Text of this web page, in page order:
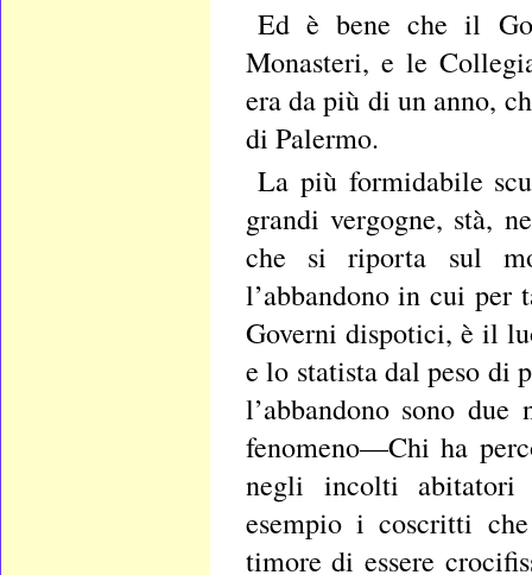
Ed è bene che il
Monasteri, e le
era da più di un anno,
di Palermo.
La più formidabile
grandi vergogne, stà,
che si riporta sul
l’abbandono in cui
Governi dispotici, è il
e lo statista dal peso di
l’abbandono sono
fenomeno—Chi ha
negli incolti abitatori
esempio i coscritti
timore di essere